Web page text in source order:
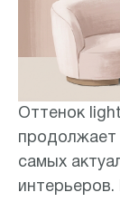
Оттенок
продолжает
самых